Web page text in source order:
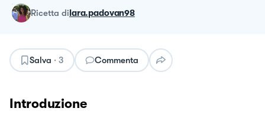
ricetta dilara.padovan98
Salva · 3 Commenta
Introduzione